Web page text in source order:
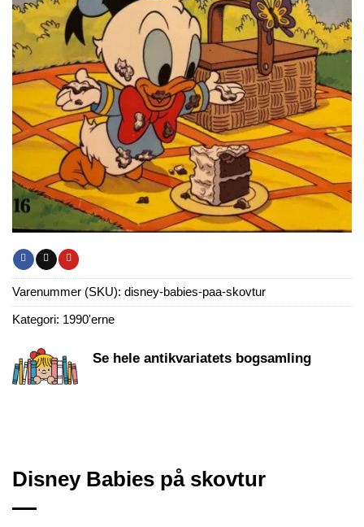
Varenummer (SKU): disney-babies-paa-skovtur
Kategori: 1990'erne
Se hele antikvariatets bogsamling
Disney Babies på skovtur